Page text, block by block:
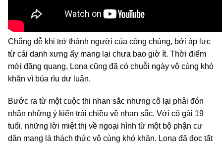
Chẳng dễ khi trở thành người của công chúng, bởi áp lực
từ cái danh xưng ấy mang lại chưa bao giờ ít. Thời điểm
mới đăng quang, Lona cũng đã có chuỗi ngày vô cùng khó
khăn vì búa rìu dư luận.
Bước ra từ một cuộc thi nhan sắc nhưng cô lại phải đón
nhận những ý kiến trái chiều về nhan sắc. Với cô gái 19
tuổi, những lời miệt thị về ngoại hình từ một bộ phận cư
dân mạng là thách thức vô cùng khó khăn. Lona đã đọc tất